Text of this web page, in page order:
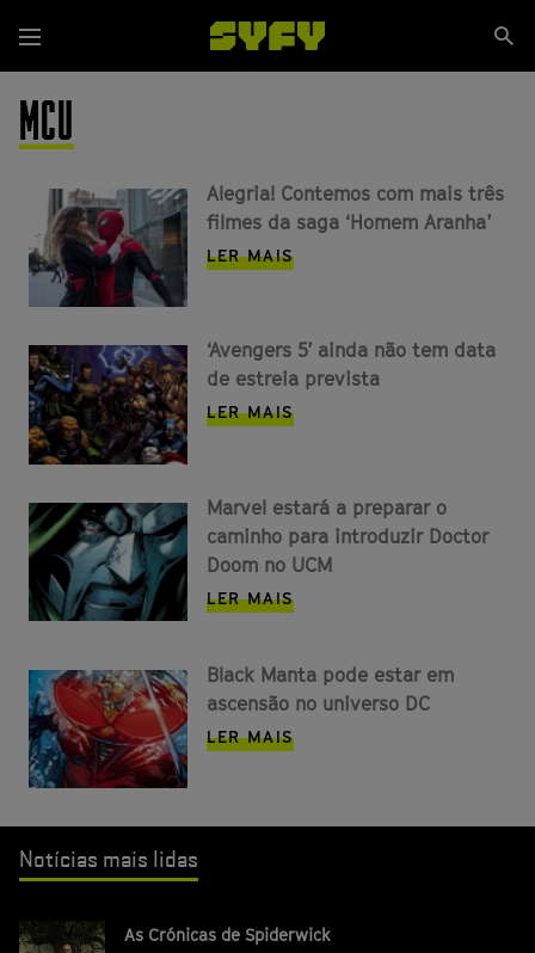
para
o
conteúdo
principal
Menu
MCU
Alegria! Contemos com mais três
filmes da saga ‘Homem Aranha’
LER MAIS
‘Avengers 5’ ainda não tem data
de estreia prevista
LER MAIS
Marvel estará a preparar o
caminho para introduzir Doctor
Doom no UCM
LER MAIS
Black Manta pode estar em
ascensão no universo DC
LER MAIS
Notícias mais lidas
As Crónicas de Spiderwick